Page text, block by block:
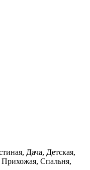
Дача, Детская,
Спальня,